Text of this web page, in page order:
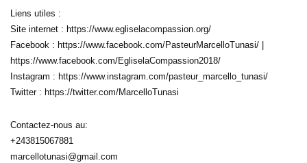
Liens utiles :
Site internet : https://www.egliselacompassion.org/
Facebook : https://www.facebook.com/PasteurMarcelloTunasi/ |
https://www.facebook.com/EgliselaCompassion2018/
Instagram : https://www.instagram.com/pasteur_marcello_tunasi/
Twitter : https://twitter.com/MarcelloTunasi
Contactez-nous au:
+243815067881
marcellotunasi@gmail.com